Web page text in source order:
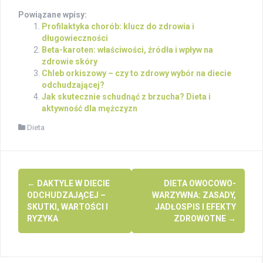
Powiązane wpisy:
Profilaktyka chorób: klucz do zdrowia i
długowieczności
Beta-karoten: właściwości, źródła i wpływ na
zdrowie skóry
Chleb orkiszowy – czy to zdrowy wybór na diecie
odchudzającej?
Jak skutecznie schudnąć z brzucha? Dieta i
aktywność dla mężczyzn
Dieta
Post
navigation
← DAKTYLE W DIECIE
ODCHUDZAJĄCEJ –
SKUTKI, WARTOŚCI I
RYZYKA
DIETA OWOCOWO-
WARZYWNA: ZASADY,
JADŁOSPIS I EFEKTY
ZDROWOTNE →